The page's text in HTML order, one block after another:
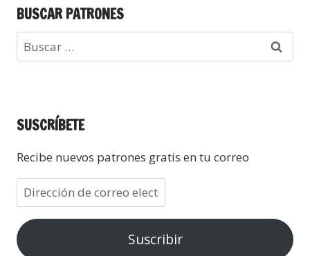
BUSCAR PATRONES
SUSCRÍBETE
Recibe nuevos patrones gratis en tu correo
Suscribir